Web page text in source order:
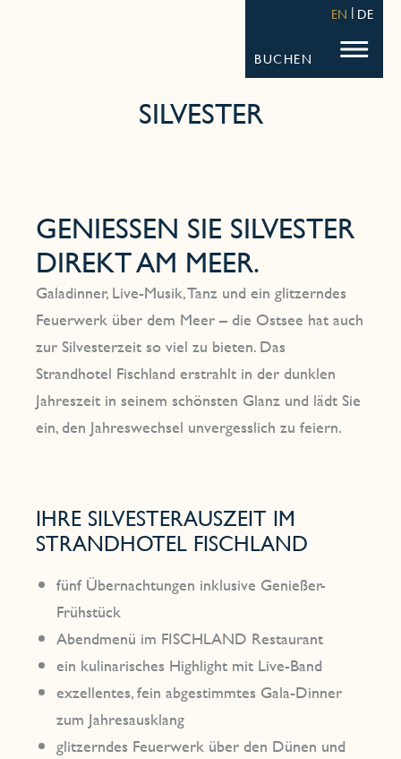
BUCHEN
EN DE
SILVESTER
GENIESSEN SIE SILVESTER D
IREKT AM MEER.
Galadinner, Live-Musik, Tanz und ein glitzerndes
Feuerwerk über dem Meer – die Ostsee hat auch
zur Silvesterzeit so viel zu bieten. Das
Strandhotel Fischland erstrahlt in der dunklen
Jahreszeit in seinem schönsten Glanz und lädt Sie
ein, den Jahreswechsel unvergesslich zu feiern.
IHRE SILVESTERAUSZEIT IM
STRANDHOTEL FISCHLAND
fünf Übernachtungen inklusive Genießer-
Frühstück
Abendmenü im FISCHLAND Restaurant
ein kulinarisches Highlight mit Live-Band
exzellentes, fein abgestimmtes Gala-Dinner
zum Jahresausklang
glitzerndes Feuerwerk über den Dünen und